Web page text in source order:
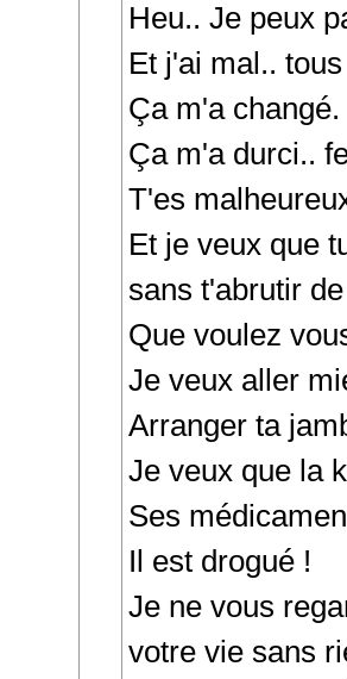
Heu.. Je peux
Et j'ai mal..
Ça m'a changé.
Ça m'a durci..
T'es
Et je veux que
sans t'abrutir
Que voulez
Je veux aller
Arranger ta
Je veux que la
Ses
Il est drogué !
Je ne vous
votre vie sans